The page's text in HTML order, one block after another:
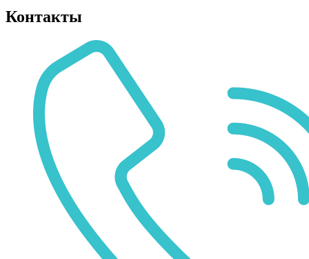
Контакты